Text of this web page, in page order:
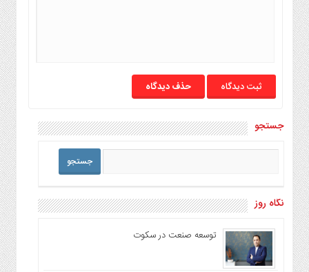
حذف دیدگاه
جستجو
نگاه روز
توسعه صنعت در سکوت